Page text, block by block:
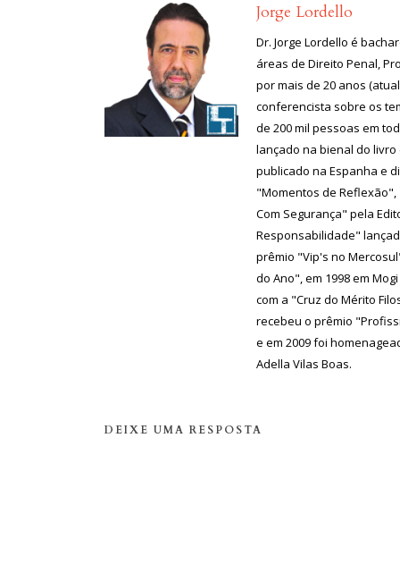
Jorge Lordello
Dr. Jorge Lordello é
áreas de Direito Penal,
por mais de 20 anos
conferencista sobre os
de 200 mil pessoas em
lançado na bienal do livro
publicado na Espanha e
"Momentos de Reflexão",
Com Segurança" pela
Responsabilidade"
prêmio "Vip's no
do Ano", em 1998 em
com a "Cruz do Mérito
recebeu o prêmio
e em 2009 foi
Adella Vilas Boas.
DEIXE UMA RESPOSTA